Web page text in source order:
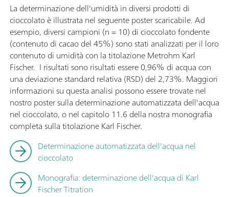
La determinazione dell'umidità in diversi prodotti di
cioccolato è illustrata nel seguente poster scaricabile. Ad
esempio, diversi campioni (n = 10) di cioccolato fondente
(contenuto di cacao del 45%) sono stati analizzati per il loro
contenuto di umidità con la titolazione Metrohm Karl
Fischer. I risultati sono risultati essere 0,96% di acqua con
una deviazione standard relativa (RSD) del 2,73%. Maggiori
informazioni su questa analisi possono essere trovate nel
nostro poster sulla determinazione automatizzata dell'acqua
nel cioccolato, o nel capitolo 11.6 della nostra monografia
completa sulla titolazione Karl Fischer.
Determinazione automatizzata dell'acqua nel
cioccolato
Monografia: determinazione dell'acqua di Karl
Fischer Titration